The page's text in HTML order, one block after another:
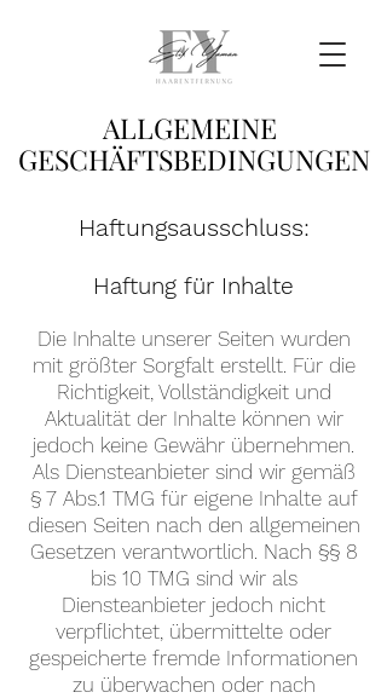
ALLGEMEINE
GESCHÄFTSBEDINGUNGEN
Haftungsausschluss:
Haftung für Inhalte
Die Inhalte unserer Seiten wurden
mit größter Sorgfalt erstellt. Für die
Richtigkeit, Vollständigkeit und
Aktualität der Inhalte können wir
jedoch keine Gewähr übernehmen.
Als Diensteanbieter sind wir gemäß
§ 7 Abs.1 TMG für eigene Inhalte auf
diesen Seiten nach den allgemeinen
Gesetzen verantwortlich. Nach §§ 8
bis 10 TMG sind wir als
Diensteanbieter jedoch nicht
verpflichtet, übermittelte oder
gespeicherte fremde Informationen
zu überwachen oder nach